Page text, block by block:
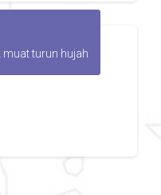
muat turun hujah